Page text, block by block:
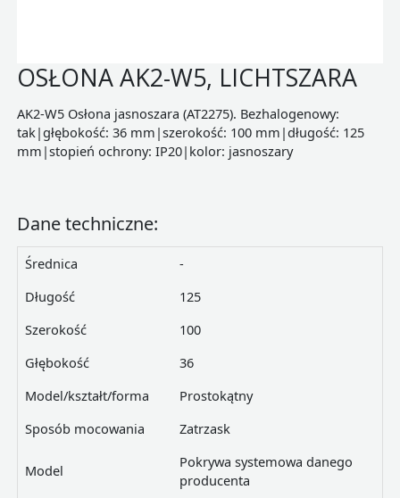
OSŁONA AK2-W5, LICHTSZARA
AK2-W5 Osłona jasnoszara (AT2275). Bezhalogenowy:
tak|głębokość: 36 mm|szerokość: 100 mm|długość: 125
mm|stopień ochrony: IP20|kolor: jasnoszary
Dane techniczne:
Średnica
-
Długość
125
Szerokość
100
Głębokość
36
Model/kształt/forma
Prostokątny
Sposób mocowania
Zatrzask
Model
Pokrywa systemowa danego
producenta